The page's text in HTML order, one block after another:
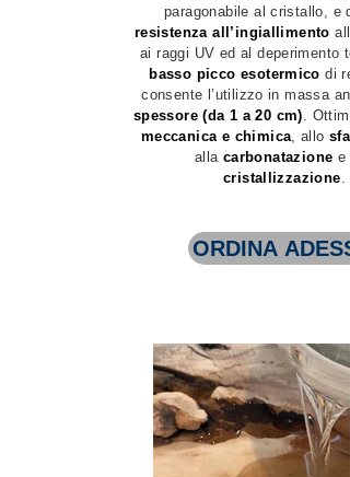
paragonabile al cristallo, e
resistenza all’ingiallimento
ai raggi UV ed al deperimento
basso picco esotermico di
consente l’utilizzo in massa
spessore (da 1 a 20 cm).
meccanica e chimica, allo
alla carbonatazione e
cristallizzazione.
ORDINA